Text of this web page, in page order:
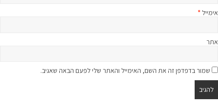
אימייל *
אתר
שמור בדפדפן זה את השם, האימייל והאתר שלי לפעם הבאה שאגיב.